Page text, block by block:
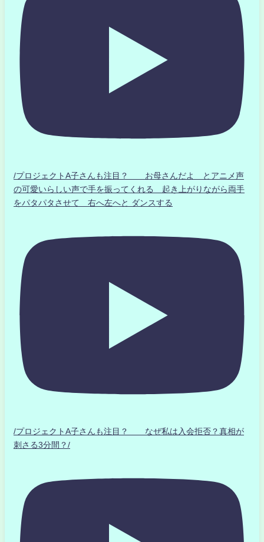
/プロジェクトA子さんも注目？ お母さんだよ とアニメ声
の可愛いらしい声で手を振ってくれる 起き上がりながら両手
をパタパタさせて 右へ左へと ダンスする
/プロジェクトA子さんも注目？ なぜ私は入会拒否？真相が
刺さる3分間？/